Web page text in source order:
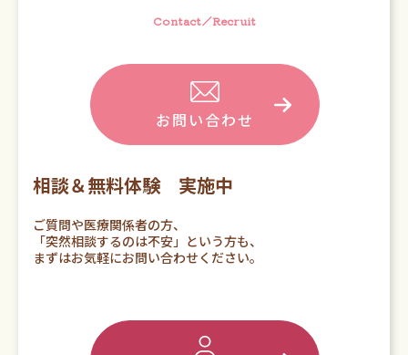
Contact／Recruit
お問い合わせ
相談＆無料体験 実施中
ご質問や医療関係者の方、
「突然相談するのは不安」という方も、
まずはお気軽にお問い合わせください。